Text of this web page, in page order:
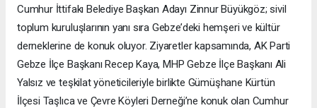
Cumhur İttifakı Belediye Başkan Adayı Zinnur Büyükgöz; sivil
toplum kuruluşlarının yanı sıra Gebze’deki hemşeri ve kültür
derneklerine de konuk oluyor. Ziyaretler kapsamında, AK Parti
Gebze İlçe Başkanı Recep Kaya, MHP Gebze İlçe Başkanı Ali
Yalsız ve teşkilat yöneticileriyle birlikte Gümüşhane Kürtün
İlçesi Taşlıca ve Çevre Köyleri Derneği’ne konuk olan Cumhur